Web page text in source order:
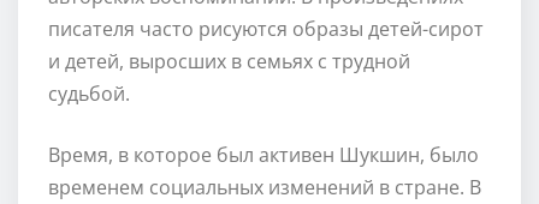
писателя часто рисуются образы детей-сирот
и детей, выросших в семьях с трудной
судьбой.
Время, в которое был активен Шукшин, было
временем социальных изменений в стране. В